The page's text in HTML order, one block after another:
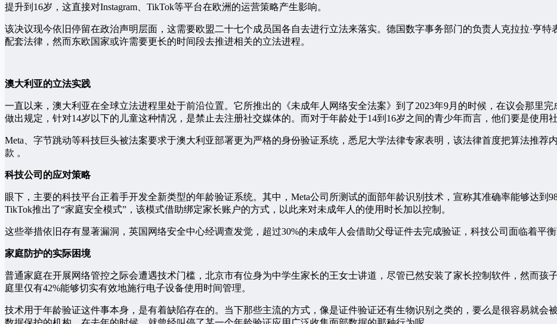
提升到16岁，这直接对Instagram、TikTok等平台在欧洲的运营策略产生影响。
该决议现今依旧停留在政治声明层面，这需要欧盟二十七个成员国各自去进行立法来落实。德国数字事务部门的负责人克拉拉·亨
配套法律，然而东欧国家或许需要更长的时间段去推进相关的立法进程。
澳大利亚的立法实践
一直以来，澳大利亚在全球立法进程里处于前沿位置。它所推出的《未成年人网络安全法案》到了2023年9月的时候，在议会那里
做出规定，针对14岁以下的儿童这种情况，是禁止去注册社交媒体的。而对于年龄处于14到16岁之间的青少年而言，他们要是使用
Meta、字节跳动等科技巨头被法案要求于澳大利亚部署更为严格的身份验证系统，悉尼大学法律专家表明，该法律首度把算法推荐
款 。
科技公司的应对策略
眼下，主要的科技平台正着手开发全新类型的年龄验证系统。其中，Meta公司所测试的面部年龄识别技术，宣称其准确率能够达到
TikTok推出了“家庭安全模式”，该模式借助绑定家长账户的方式，以此来对未成年人的使用时长加以控制。
这些举措依旧存有显著漏洞，英国网络安全中心经调查发觉，超过30%的未成年人会借助父母证件去完成验证，科技公司面临着平
家庭防护的实际困境
普通家庭在开展网络管控之际会遭遇技术门槛，北京市有位身为中学生家长的王女士讲道，尽管已然安装了家长控制软件，然而孩
庭里仅有42%能够切实有效地施行电子设备使用时间管理。
技术用于年龄验证这件事本身，是有着缺陷存在的。当下那些主流的方式，像是证件验证还有生物识别之类的，要么是很容易就会